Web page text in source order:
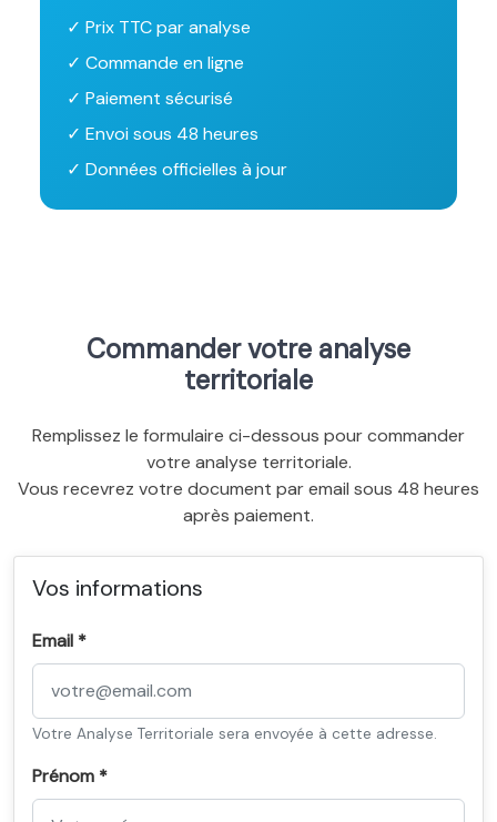
✓ Prix TTC par analyse
✓ Commande en ligne
✓ Paiement sécurisé
✓ Envoi sous 48 heures
✓ Données officielles à jour
Commander votre analyse
territoriale
Remplissez le formulaire ci-dessous pour commander
votre analyse territoriale.
Vous recevrez votre document par email sous 48 heures
après paiement.
Vos informations
Email *
Votre Analyse Territoriale sera envoyée à cette adresse.
Prénom *